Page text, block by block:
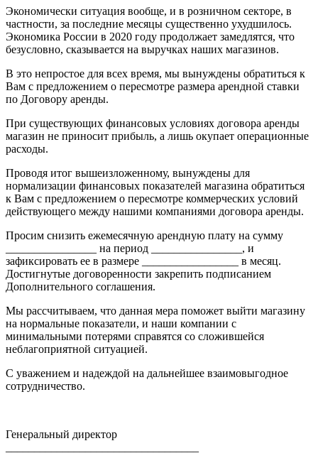
Экономически ситуация вообще, и в розничном секторе, в
частности, за последние месяцы существенно ухудшилось.
Экономика России в 2020 году продолжает замедлятся, что
безусловно, сказывается на выручках наших магазинов.
В это непростое для всех время, мы вынуждены обратиться к
Вам с предложением о пересмотре размера арендной ставки
по Договору аренды.
При существующих финансовых условиях договора аренды
магазин не приносит прибыль, а лишь окупает операционные
расходы.
Проводя итог вышеизложенному, вынуждены для
нормализации финансовых показателей магазина обратиться
к Вам с предложением о пересмотре коммерческих условий
действующего между нашими компаниями договора аренды.
Просим снизить ежемесячную арендную плату на сумму
________________ на период ________________, и
зафиксировать ее в размере _________________ в месяц.
Достигнутые договоренности закрепить подписанием
Дополнительного соглашения.
Мы рассчитываем, что данная мера поможет выйти магазину
на нормальные показатели, и наши компании с
минимальными потерями справятся со сложившейся
неблагоприятной ситуацией.
С уважением и надеждой на дальнейшее взаимовыгодное
сотрудничество.
Генеральный директор